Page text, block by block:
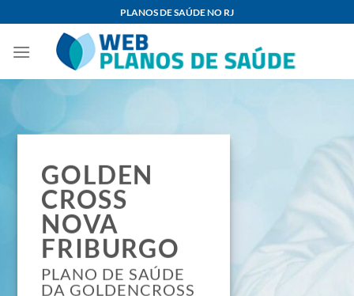
content
PLANOS DE SAÚDE NO RJ
GOLDEN
CROSS
NOVA
FRIBURGO
PLANO DE SAÚDE
DA GOLDENCROSS